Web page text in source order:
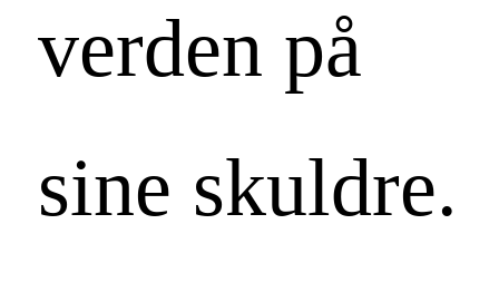
verden på
sine skuldre.